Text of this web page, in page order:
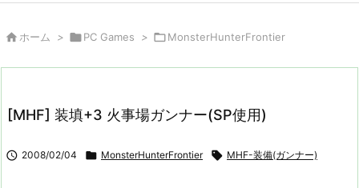
 ホーム > PC Games > MonsterHunterFrontier
[MHF] 装填+3 火事場ガンナー(SP使用)
 2008/02/04  MonsterHunterFrontier  MHF-装備(ガンナー)